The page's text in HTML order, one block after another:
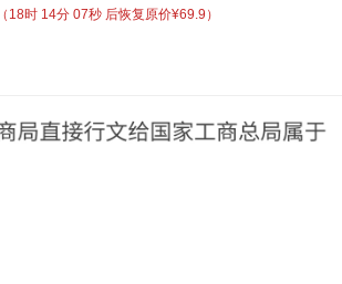
（ 18时 14分 07秒 后恢复原价¥69.9）